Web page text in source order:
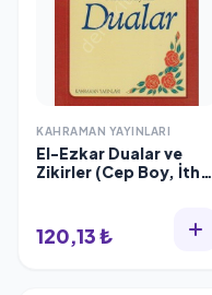
KAHRAMAN YAYINLARI
El-Ezkar Dualar ve
Zikirler (Cep Boy, İthal
120,13 ₺